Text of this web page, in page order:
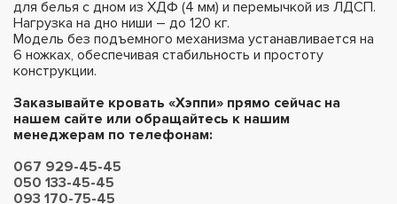
для белья с дном из ХДФ (4 мм) и перемычкой из ЛДСП.
Нагрузка на дно ниши – до 120 кг.
Модель без подъемного механизма устанавливается на
6 ножках, обеспечивая стабильность и простоту
конструкции.
Заказывайте кровать «Хэппи» прямо сейчас на
нашем сайте или обращайтесь к нашим
менеджерам по телефонам:
067 929-45-45
050 133-45-45
093 170-75-45